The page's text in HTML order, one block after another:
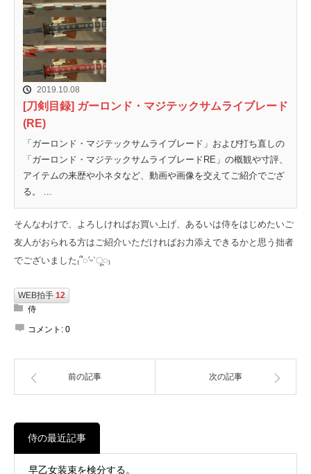
2019.10.08
[刀剣目録] ガーロンド・マジテックサムライブレード
(RE)
「ガーロンド・マジテックサムライブレード」および打ち直しの
「ガーロンド・マジテックサムライブレードRE」の概観や寸評、
アイテムの来歴や小ネタなど、動画や画像を交えてご紹介でござ
る。 ...
そんなわけで、よろしければお買い上げ、あるいは侍をはじめたいご
友人がおられる方はご紹介いただければお力添えできるかと思う拙者
でございました₍՞◌′ᵕ‵ू◌₎
WEB拍手 12
侍
コメント: 0
前の記事 次の記事
侍の最近記事
早乙女装束を検分する。